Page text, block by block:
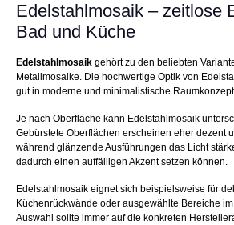
Edelstahlmosaik – zeitlose
Bad und Küche
Edelstahlmosaik gehört zu den beliebten
Metallmosaike. Die hochwertige Optik von
gut in moderne und minimalistische
Je nach Oberfläche kann Edelstahlmosaik
Gebürstete Oberflächen erscheinen eher dezent
während glänzende Ausführungen das Licht
dadurch einen auffälligen Akzent setzen können.
Edelstahlmosaik eignet sich beispielsweise für
Küchenrückwände oder ausgewählte Bereiche
Auswahl sollte immer auf die konkreten